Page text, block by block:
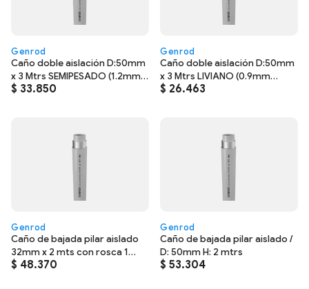
Genrod
Caño doble aislación D:50mm
x 3 Mtrs SEMIPESADO (1.2mm
galva.)
$ 33.850
Genrod
Caño doble aislación D:50mm
x 3 Mtrs LIVIANO (0.9mm
galva.)
$ 26.463
Genrod
Caño de bajada pilar aislado
32mm x 2 mts con rosca 1
punta
$ 48.370
Genrod
Caño de bajada pilar aislado /
D: 50mm H: 2 mtrs
$ 53.304